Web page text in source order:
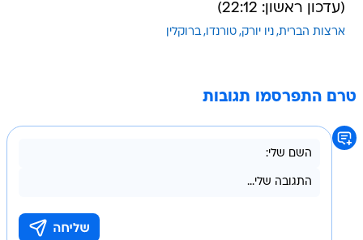
(עדכון ראשון: 22:12)
ארצות הברית ניו יורק טורנדו ברוקלין
טרם התפרסמו תגובות